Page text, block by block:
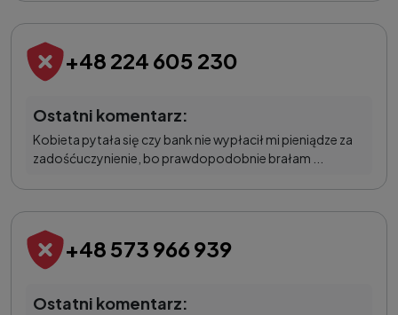
+48 224 605 230
Ostatni komentarz:
Kobieta pytała się czy bank nie wypłacił mi pieniądze za
zadośćuczynienie, bo prawdopodobnie brałam ...
+48 573 966 939
Ostatni komentarz: